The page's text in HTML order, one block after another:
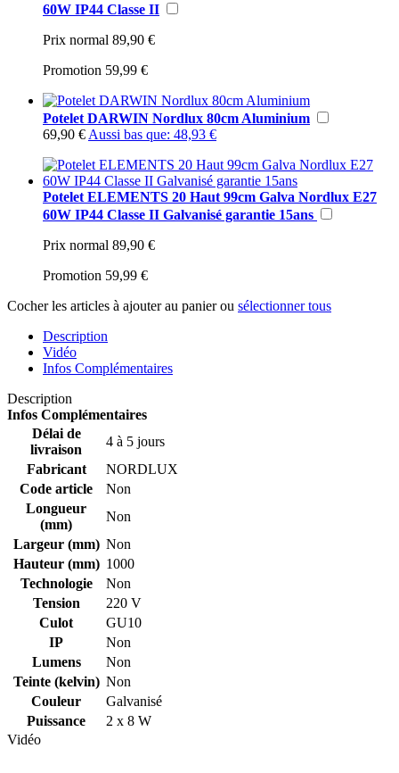
60W IP44 Classe II
Prix normal 89,90 €
Promotion 59,99 €
Potelet DARWIN Nordlux 80cm Aluminium
69,90 € Aussi bas que: 48,93 €
Potelet ELEMENTS 20 Haut 99cm Galva Nordlux E27
60W IP44 Classe II Galvanisé garantie 15ans
Prix normal 89,90 €
Promotion 59,99 €
Cocher les articles à ajouter au panier ou sélectionner tous
Description
Vidéo
Infos Complémentaires
Description
Infos Complémentaires
Délai de
livraison
4 à 5 jours
Fabricant
NORDLUX
Code article
Non
Longueur
(mm)
Non
Largeur (mm) Non
Hauteur (mm) 1000
Technologie
Non
Tension
220 V
Culot
GU10
IP
Non
Lumens
Non
Teinte (kelvin) Non
Couleur
Galvanisé
Puissance
2 x 8 W
Vidéo